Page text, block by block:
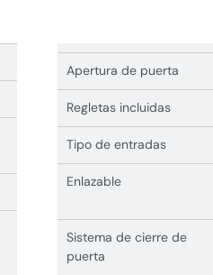
Apertura de puerta
Regletas incluidas
Tipo de entradas
Enlazable
Sistema de cierre de
puerta